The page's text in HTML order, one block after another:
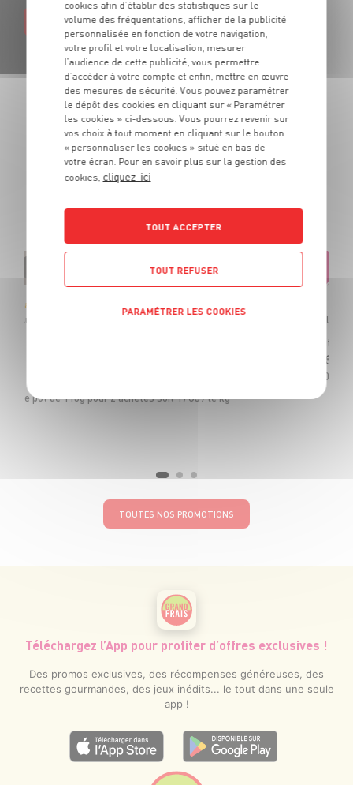
EN SAVOIR PLUS
LES PROMOTIONS
DE VOTRE ÉPICIER
De quoi cuisiner tous vos repas au meilleur prix !
Tartinables "Apéro&Co"
Aubergine / Poivrons / Tomate séchée et chèvre - Panachage possible
Soit
€
00
Le pot de 115g pour 2 achetés soit 17€39 le kg
TOUTES NOS PROMOTIONS
Téléchargez l’App pour profiter d’offres exclusives !
Des promos exclusives, des récompenses généreuses, des
recettes gourmandes, des jeux inédits... le tout dans une seule
app !
cookies afin d’établir des statistiques sur le
volume des fréquentations, afficher de la publicité
personnalisée en fonction de votre navigation,
votre profil et votre localisation, mesurer
l’audience de cette publicité, vous permettre
d’accéder à votre compte et enfin, mettre en œuvre
des mesures de sécurité. Vous pouvez paramétrer
le dépôt des cookies en cliquant sur « Paramétrer
les cookies » ci-dessous. Vous pourrez revenir sur
vos choix à tout moment en cliquant sur le bouton
« personnaliser les cookies » situé en bas de
votre écran. Pour en savoir plus sur la gestion des
cookies, cliquez-ici
TOUT ACCEPTER
TOUT REFUSER
PARAMÉTRER LES COOKIES